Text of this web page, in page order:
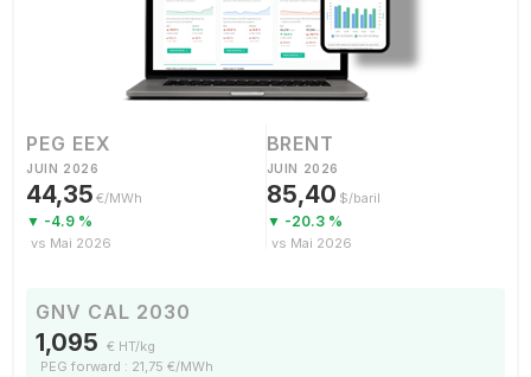
PEG EEX
JUIN 2026
44,35 €/MWh
▼ -4.9 %
vs Mai 2026
BRENT
JUIN 2026
85,40 $/baril
▼ -20.3 %
vs Mai 2026
GNV CAL 2030
1,095 € HT/kg
PEG forward : 21,75 €/MWh